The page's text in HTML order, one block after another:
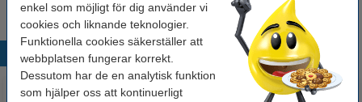
enkel som möjligt för dig använder vi
cookies och liknande teknologier.
Funktionella cookies säkerställer att
webbplatsen fungerar korrekt.
Dessutom har de en analytisk funktion
som hjälper oss att kontinuerligt
Populära produkter